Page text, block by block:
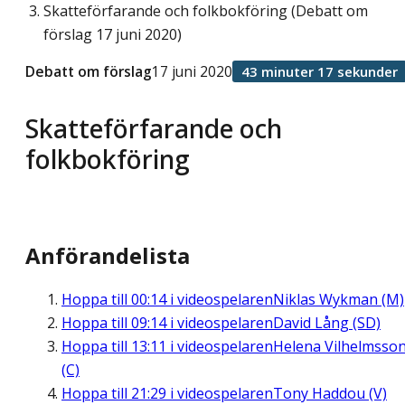
Skatteförfarande och folkbokföring (Debatt om
förslag 17 juni 2020)
Skatteförfarande och
folkbokföring
Debatt om förslag17 juni 2020 43 minuter 17 sekunder
Anförandelista
Hoppa till 00:14i videospelarenNiklas Wykman (M)
Hoppa till 09:14i videospelarenDavid Lång (SD)
Hoppa till 13:11 i videospelarenHelena
(C)
Hoppa till 21:29 i videospelarenTony Haddou (V)